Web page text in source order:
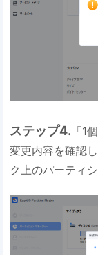
ステップ4. 「1
変更内容を確認
ク上のパーティ